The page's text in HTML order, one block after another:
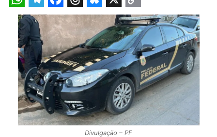
W
h
A
p
p
T
e
l
e
g
r
a
m
F
a
c
e
b
o
o
k
T
h
r
e
a
d
s
B
l
u
e
s
k
y
X C
o
p
y
L
i
n
k
Divulgação – PF